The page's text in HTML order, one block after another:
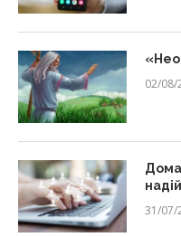
02/08/
31/07/